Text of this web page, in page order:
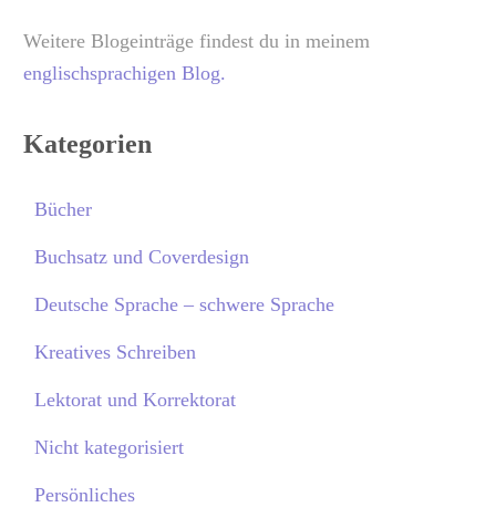
Weitere Blogeinträge findest du in meinem
englischsprachigen Blog.
Kategorien
Bücher
Buchsatz und Coverdesign
Deutsche Sprache – schwere Sprache
Kreatives Schreiben
Lektorat und Korrektorat
Nicht kategorisiert
Persönliches